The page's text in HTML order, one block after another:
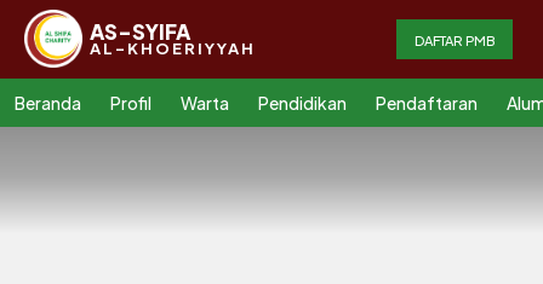
AS-SYIFA
AL-KHOERIYYAH DAFTAR PMB
Beranda Profil Warta Pendidikan Pendaftaran